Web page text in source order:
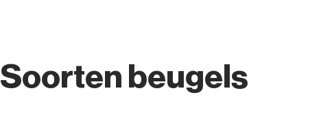
Soorten beugels